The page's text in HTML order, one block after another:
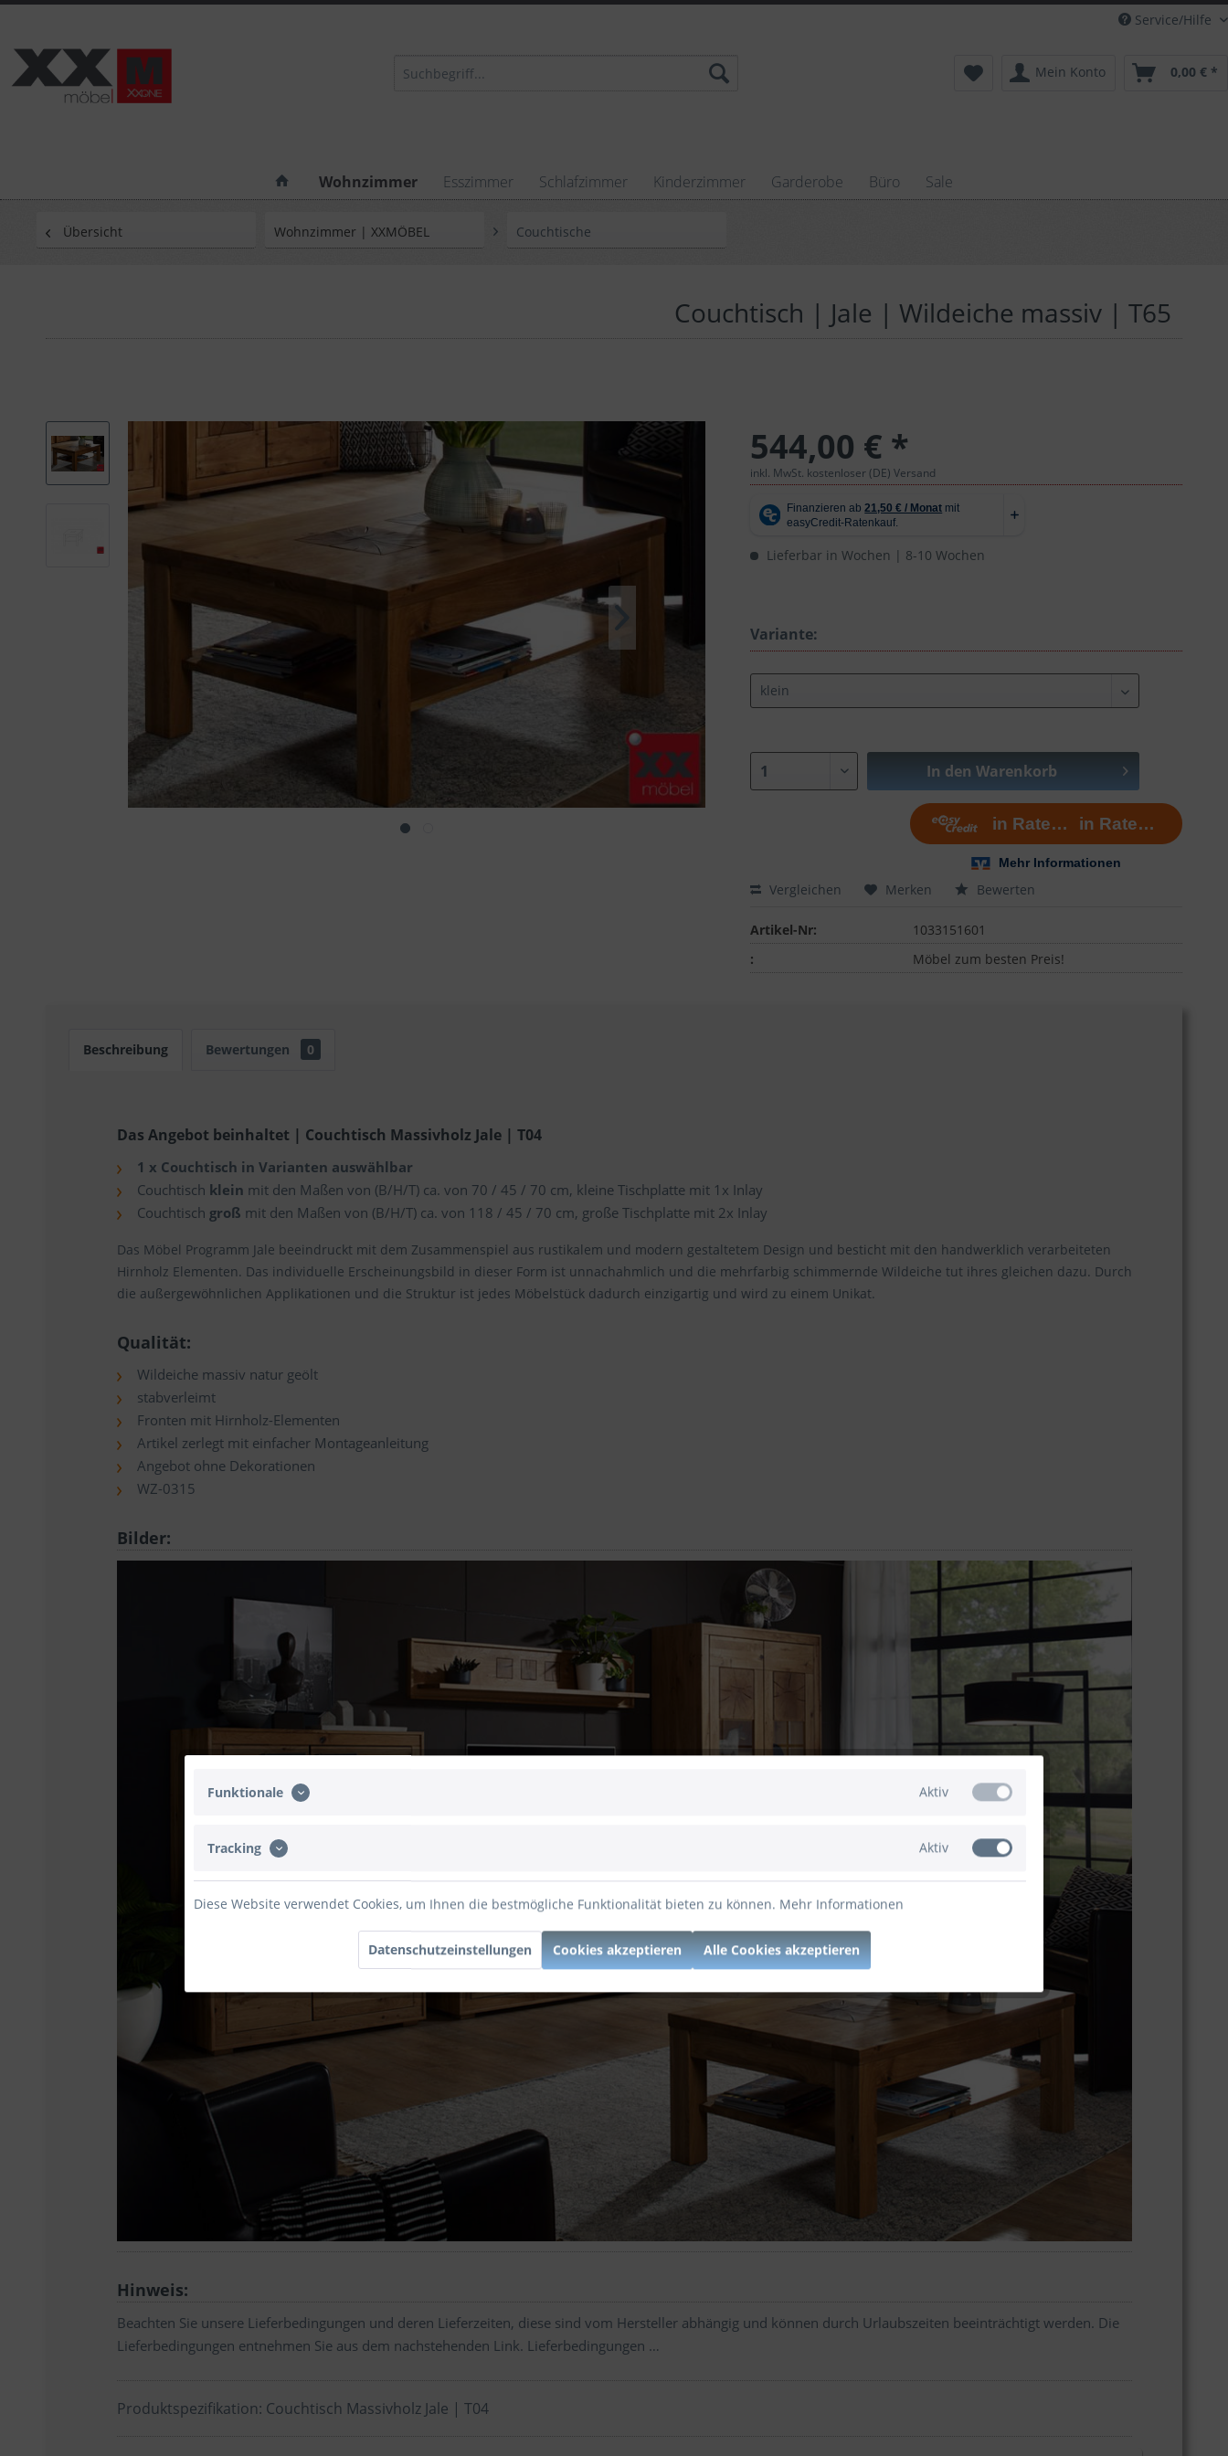
Service/Hilfe
Mein Konto 0,00 € *
Wohnzimmer Esszimmer Schlafzimmer Kinderzimmer Garderobe Büro Sale
Übersicht Wohnzimmer | XXMÖBEL Couchtische
Couchtisch | Jale | Wildeiche massiv | T65
544,00 € *
inkl. MwSt. kostenloser (DE) Versand
Lieferbar in Wochen | 8-10 Wochen
Variante:
In den Warenkorb
Vergleichen Merken Bewerten
Artikel-Nr:
1033151601
:
Möbel zum besten Preis!
Beschreibung Bewertungen 0
Das Angebot beinhaltet | Couchtisch Massivholz Jale | T04
1 x Couchtisch in Varianten auswählbar
Couchtisch klein mit den Maßen von (B/H/T) ca. von 70 / 45 / 70 cm, kleine Tischplatte mit 1x Inlay
Couchtisch groß mit den Maßen von (B/H/T) ca. von 118 / 45 / 70 cm, große Tischplatte mit 2x Inlay
Das Möbel Programm Jale beeindruckt mit dem Zusammenspiel aus rustikalem und modern gestaltetem Design und besticht mit den handwerklich verarbeiteten
Hirnholz Elementen. Das individuelle Erscheinungsbild in dieser Form ist unnachahmlich und die mehrfarbig schimmernde Wildeiche tut ihres gleichen dazu. Durch
die außergewöhnlichen Applikationen und die Struktur ist jedes Möbelstück dadurch einzigartig und wird zu einem Unikat.
Qualität:
Wildeiche massiv natur geölt
stabverleimt
Fronten mit Hirnholz-Elementen
Artikel zerlegt mit einfacher Montageanleitung
Angebot ohne Dekorationen
WZ-0315
Bilder:
Hinweis:
Beachten Sie unsere Lieferbedingungen und deren Lieferzeiten, diese sind vom Hersteller abhängig und können durch Urlaubszeiten beeinträchtigt werden. Die
Lieferbedingungen entnehmen Sie aus dem nachstehenden Link. Lieferbedingungen …
Produktspezifikation: Couchtisch Massivholz Jale | T04
Funktionale Aktiv
Tracking Aktiv
Diese Website verwendet Cookies, um Ihnen die bestmögliche Funktionalität bieten zu können. Mehr Informationen
Datenschutzeinstellungen Cookies akzeptieren Alle Cookies akzeptieren